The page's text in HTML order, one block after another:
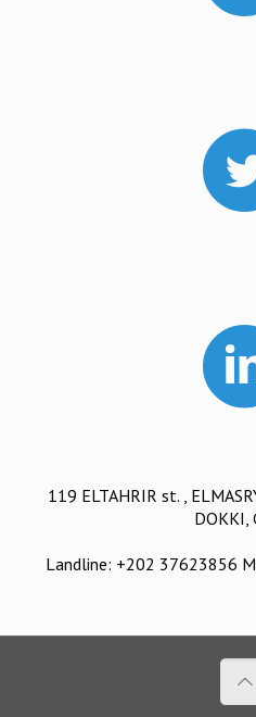
119 ELTAHRIR st. ,
DOKKI,
Landline: +202 37623856